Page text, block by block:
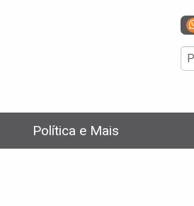
Política e Mais